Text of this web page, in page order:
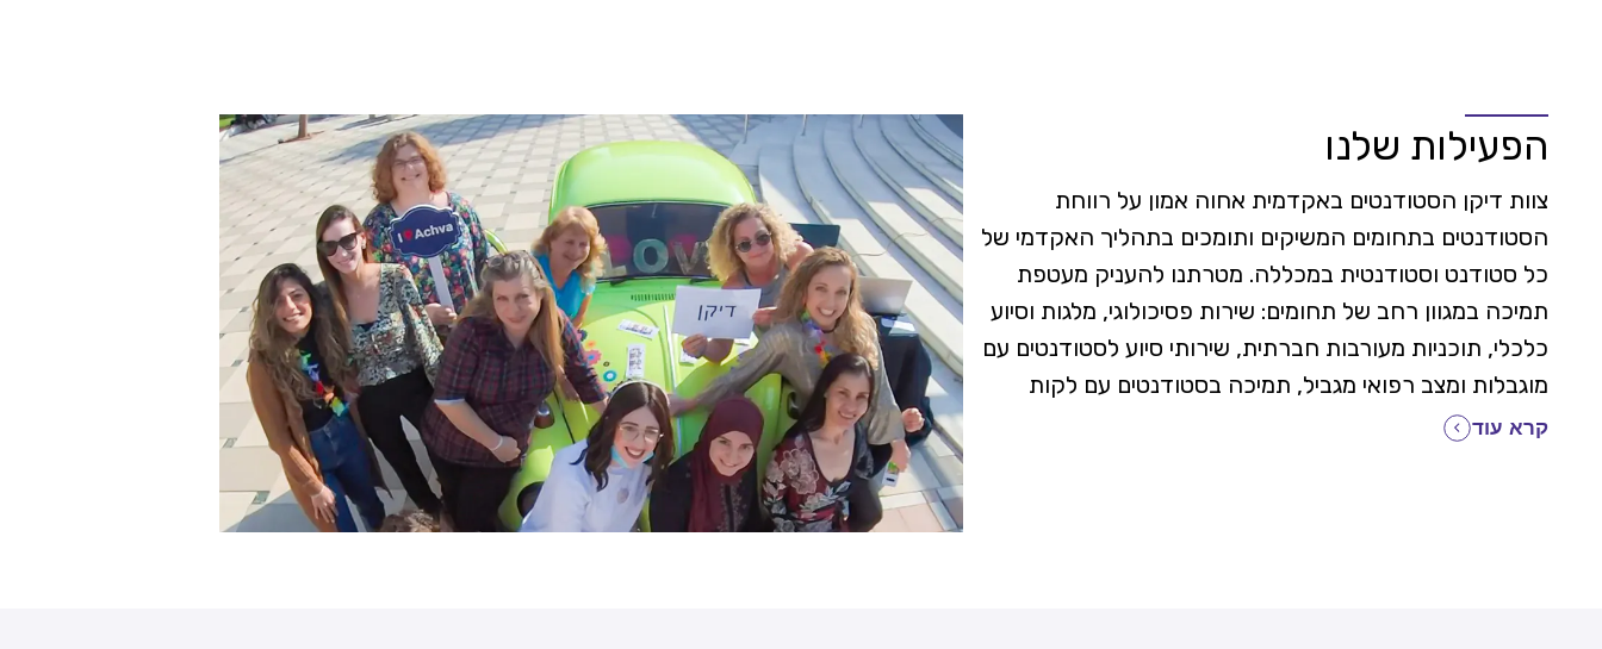
הפעילות שלנו
צוות דיקן הסטודנטים באקדמית אחוה אמון על רווחת
הסטודנטים בתחומים המשיקים ותומכים בתהליך האקדמי של
כל סטודנט וסטודנטית במכללה. מטרתנו להעניק מעטפת
תמיכה במגוון רחב של תחומים: שירות פסיכולוגי, מלגות וסיוע
כלכלי, תוכניות מעורבות חברתית, שירותי סיוע לסטודנטים עם
מוגבלות ומצב רפואי מגביל, תמיכה בסטודנטים עם לקות
למידה, התאמות לסטודנטיות בהריון ולאחר לידה, סיוע
קרא עוד